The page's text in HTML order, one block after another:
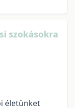
szokásokra
életünket